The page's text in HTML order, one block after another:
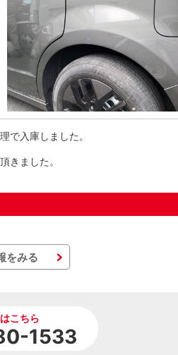
で入庫しました。
きました。
をみる
こちら
1533